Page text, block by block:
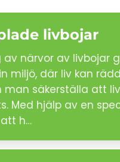
livbojar
av närvor av livbojar
miljö, där liv kan
man säkerställa att
Med hjälp av en
h…